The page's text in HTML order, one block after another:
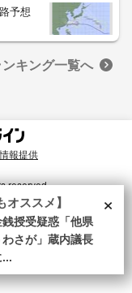
予想
キング一覧へ
報提供
reserved.
ンテンツや広告配信を提供する
ポリシー をご確認ください。×
オススメ】
授受疑惑「他県
さが」蔵内議長
...